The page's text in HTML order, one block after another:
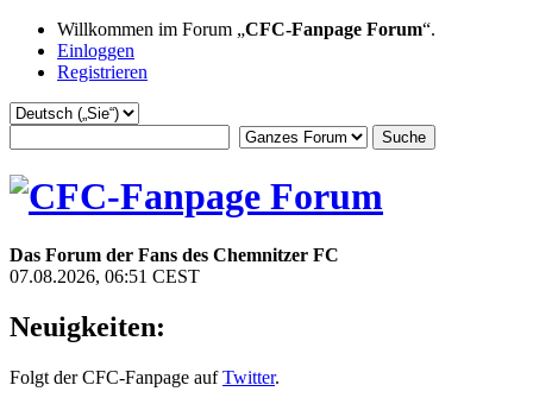
Willkommen im Forum „CFC-Fanpage Forum“.
Einloggen
Registrieren
Das Forum der Fans des Chemnitzer FC
07.08.2026, 06:51 CEST
Neuigkeiten:
Folgt der CFC-Fanpage aufTwitter.